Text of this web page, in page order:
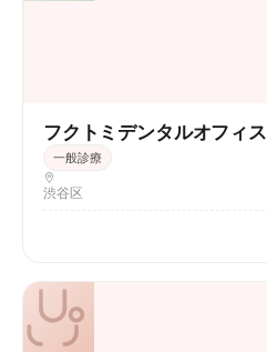
フクトミデンタルオフィス
一般診療
渋谷区